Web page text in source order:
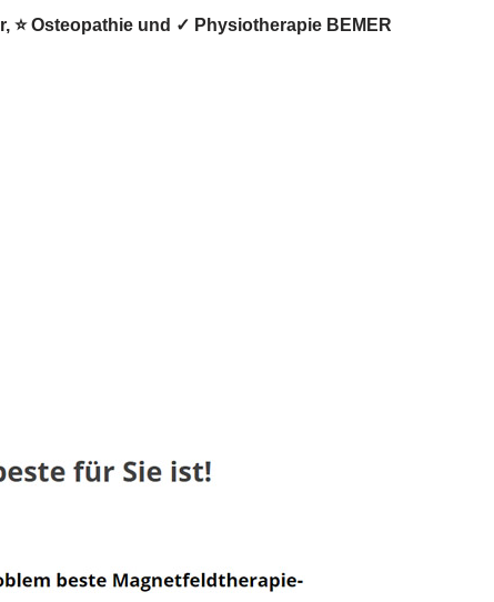
Osteopathie und ✓ Physiotherapie BEMER